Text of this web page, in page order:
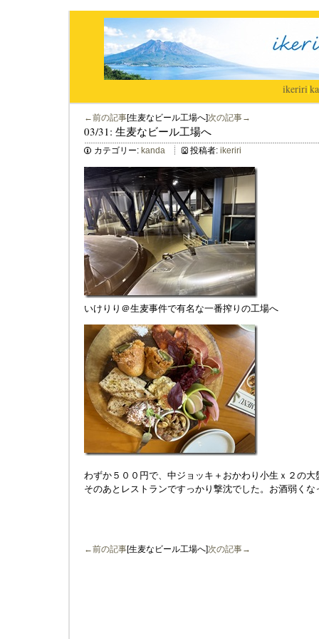
ikeriri|
←前の記事[生麦なビール工場へ]次の記事→
03/31: 生麦なビール工場へ
カテゴリー: kanda 投稿者: ikeriri
いけりり＠生麦事件で有名な一番搾りの工場へ
わずか５００円で、中ジョッキ＋おかわり小生ｘ２の大
そのあとレストランですっかり撃沈でした。お酒弱くな
←前の記事[生麦なビール工場へ]次の記事→